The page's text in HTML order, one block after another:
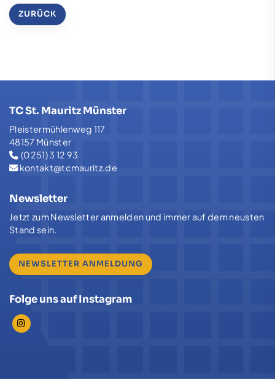
ZURÜCK
TC St. Mauritz Münster
Pleistermühlenweg 117
48157 Münster
(0251) 3 12 93
kontakt@tcmauritz.de
Newsletter
Jetzt zum Newsletter anmelden und immer auf dem neusten
Stand sein.
NEWSLETTER ANMELDUNG
Folge uns auf Instagram